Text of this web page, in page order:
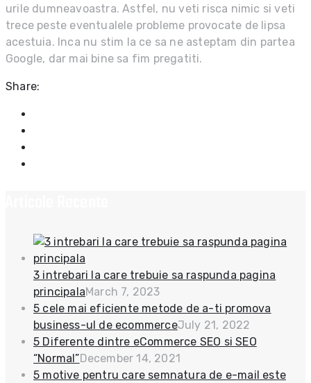
urile dumneavoastra. Astfel, nu veti risca nimic si veti
trece peste eventualele probleme provocate de lipsa
acestuia. Inca nu stim la ce sa ne asteptam din partea
Google, dar mai bine sa fim pregatiti.
Share:
3 intrebari la care trebuie sa raspunda pagina
principalaMarch 7, 2023
5 cele mai eficiente metode de a-ti promova
business-ul de ecommerceJuly 21, 2022
5 Diferente dintre eCommerce SEO si SEO
“Normal”December 14, 2021
5 motive pentru care semnatura de e-mail este